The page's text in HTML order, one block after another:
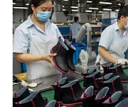
условия
дизайнерских
Российский
раздел для